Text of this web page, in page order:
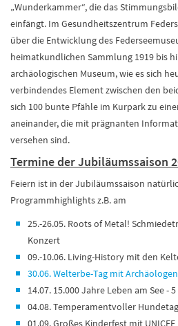
„Wunderkammer“, die das
einfängt. Im Gesundheitszentrum
über die Entwicklung des
heimatkundlichen Sammlung 1919 bis
archäologischen Museum, wie es sich
verbindendes Element zwischen den
sich 100 bunte Pfähle im Kurpark zu
aneinander, die mit prägnanten
versehen sind.
Termine der Jubiläumssaison
Feiern ist in der Jubiläumssaison
Programmhighlights z.B. am
25.-26.05. Roots of Metal!
Konzert
09.-10.06. Living-History mit den
30.06. Welterbe-Tag mit
14.07. 15.000 Jahre Leben am See -
04.08. Temperamentvoller Hundetag
01.09. Großes Kinderfest mit UNICEF